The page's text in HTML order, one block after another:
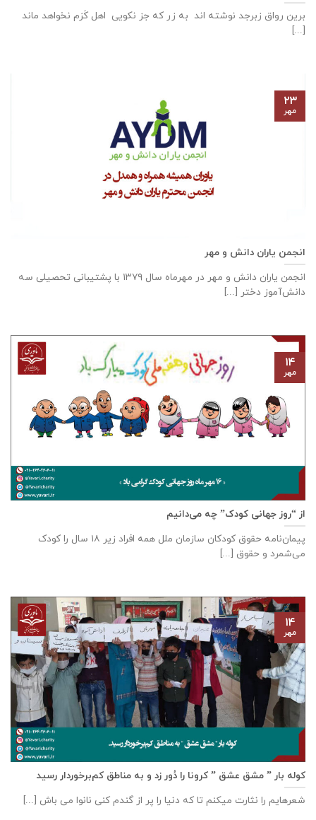
برین رواق زبرجد نوشته اند به زر که جز نکویی اهل کَرَم نخواهد ماند
[...]
انجمن یاران دانش و مهر
انجمن یاران دانش و مهر در مهرماه سال ۱۳۷۹ با پشتیبانی تحصیلی سه
دانش‌آموز دختر [...]
۲۳
مهر
از “روز جهانی کودک” چه می‌دانیم
پیمان‌نامه‌ حقوق کودکان سازمان ملل همه‌ افراد زیر ۱۸ سال را کودک
می‌شمرد و حقوق [...]
۱۴
مهر
کوله بار ” مشق عشق ” کرونا را دُور زد و به مناطق کم‌برخوردار رسید
شعرهایم را نثارت میکنم تا که دنیا را پر از گندم کنی نانوا می باش [...]
۱۴
مهر